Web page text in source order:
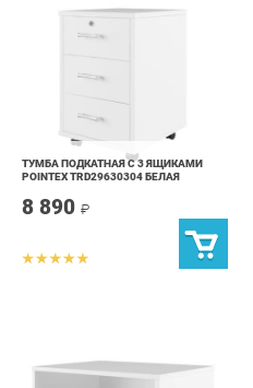
ТУМБА ПОДКАТНАЯ С 3 ЯЩИКАМИ
POINTEX TRD29630304 БЕЛАЯ
8 890₽